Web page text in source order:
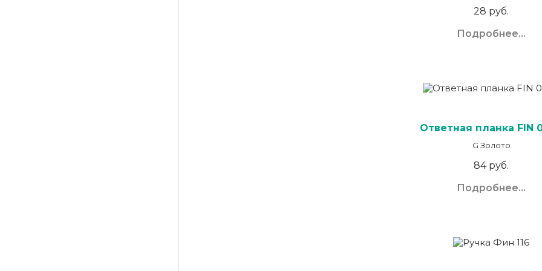
28 руб.
Подробнее...
Ответная планка FIN
G Золото
84 руб.
Подробнее...